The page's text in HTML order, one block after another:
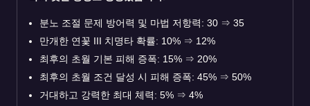
분노 조절 문제 방어력 및 마법 저항력: 30 ⇒ 35
만개한 연꽃 III 치명타 확률: 10% ⇒ 12%
최후의 초월 기본 피해 증폭: 15% ⇒ 20%
최후의 초월 조건 달성 시 피해 증폭: 45% ⇒ 50%
거대하고 강력한 최대 체력: 5% ⇒ 4%